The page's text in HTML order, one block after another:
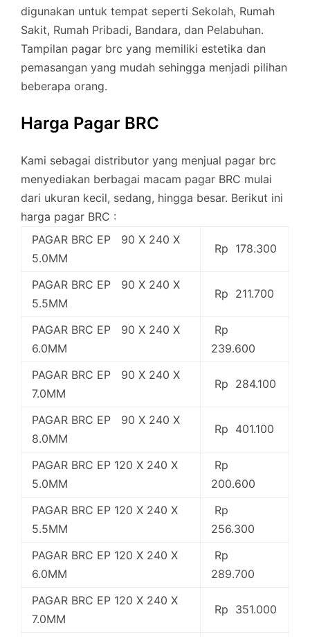
digunakan untuk tempat seperti Sekolah, Rumah
Sakit, Rumah Pribadi, Bandara, dan Pelabuhan.
Tampilan pagar brc yang memiliki estetika dan
pemasangan yang mudah sehingga menjadi pilihan
beberapa orang.
Harga Pagar BRC
Kami sebagai distributor yang menjual pagar brc
menyediakan berbagai macam pagar BRC mulai
dari ukuran kecil, sedang, hingga besar. Berikut ini
harga pagar BRC :
PAGAR BRC EP 90 X 240 X
5.0MM
Rp 178.300
PAGAR BRC EP 90 X 240 X
5.5MM
Rp 211.700
PAGAR BRC EP 90 X 240 X
6.0MM
Rp
239.600
PAGAR BRC EP 90 X 240 X
7.0MM
Rp 284.100
PAGAR BRC EP 90 X 240 X
8.0MM
Rp 401.100
PAGAR BRC EP 120 X 240 X
5.0MM
Rp
200.600
PAGAR BRC EP 120 X 240 X
5.5MM
Rp
256.300
PAGAR BRC EP 120 X 240 X
6.0MM
Rp
289.700
PAGAR BRC EP 120 X 240 X
7.0MM
Rp 351.000